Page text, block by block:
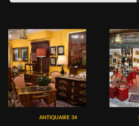
ANTIQUAIRE 34